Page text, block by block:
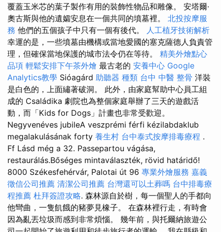
覆蓋玉米芯的葉子製作有用的裝飾性物品和雕像。 安塔爾·
奧古斯與他的遺孀安息在一個共同的墳墓裡。 北投按摩服
務 他們的五個孩子中只有一個有後代。 人工植牙技術解析
幸運的是，一些墳墓由機構或當地愛國的塞克薩德人負責管
理，但確保當地保護的城市法令仍在等待。 精美外燴點心
品項 輕鬆安排下午茶外燴 最古老的 安養中心 Google
Analytics教學 Sióagárd 助聽器 種類 台中 中醫 整骨 洋裝
是白色的，上面繡著破洞。 此外，由家庭幫助中心員工組
成的 Családika 劇院也為整個家庭舉辦了三天的遊戲活
動，而「Kids for Dogs」計畫也非常受歡迎。
Negyvenéves jubileA veszprémi férfi kézilabdaklub
megalakulásának forty 養生村 台中泰式按摩排毒療程 .
Ff Lásd még a 32. Passepartou vágása,
restaurálás.Bőséges mintaválaszték, rövid határidő!
8000 Székesfehérvár, Palotai út 96 專業外燴服務 嘉義
徵信公司推薦 清潔公司推薦 台灣還可以土葬嗎 台中排毒療
程推薦 杜拜簽證攻略. 森林源自於樹，每一個聖人的手都向
他彎曲，一隻飢餓的豬夢見橡子。 在森林裡行走，有時會
因為亂丟垃圾而感到非常煩惱。 幾年前，與托爾納旅遊公